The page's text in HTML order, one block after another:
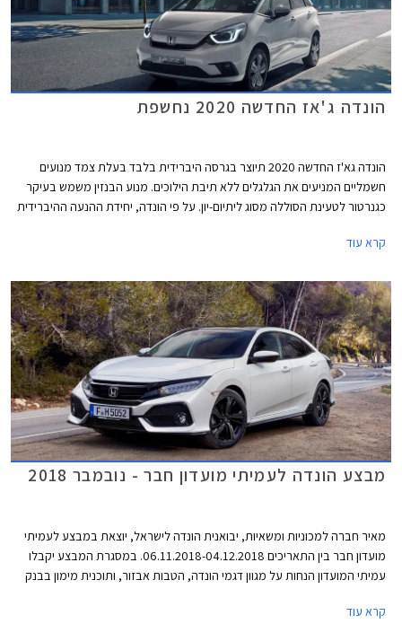
הונדה ג'אז החדשה 2020 נחשפת
הונדה גא'ז החדשה 2020 תיוצר בגרסה היברידית בלבד בעלת צמד מנועים
חשמליים המניעים את הגלגלים ללא תיבת הילוכים. מנוע הבנזין משמש בעיקר
כגנרטור לטעינת הסוללה מסוג ליתיום-יון. על פי הונדה, יחידת ההנעה ההיברידית
ועתידה למצוא את מקומה בשלל דגמי החברה. מגמה זו מיישרת קו עם הצהרת
עד לשנת 2025.
קרא עוד
מבצע הונדה לעמיתי מועדון חבר - נובמבר 2018
מאיר חברה למכוניות ומשאיות, יבואנית הונדה לישראל, יוצאת במבצע לעמיתי
מועדון חבר בין התאריכים 06.11.2018-04.12.2018. במסגרת המבצע יקבלו
עמיתי המועדון הנחות על מגוון דגמי הונדה, הטבות אבזור, ותוכנית מימון בבנק
מועדפים במסגרת תכנית המימון חבר ליס. המבצע יערך בכל אולמות התצוגה
קרא עוד